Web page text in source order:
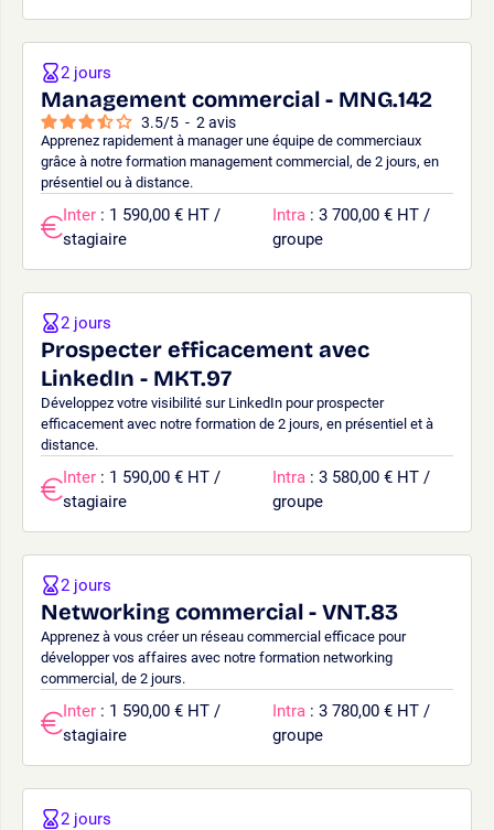
Management commercial - MNG.142
3.5/5 - 2 avis
Apprenez rapidement à manager une équipe de commerciaux
grâce à notre formation management commercial, de 2 jours, en
présentiel ou à distance.
2 jours
Inter : 1 590,00 € HT /
stagiaire
Intra : 3 700,00 € HT /
groupe
Prospecter efficacement avec
LinkedIn - MKT.97
Développez votre visibilité sur LinkedIn pour prospecter
efficacement avec notre formation de 2 jours, en présentiel et à
distance.
2 jours
Inter : 1 590,00 € HT /
stagiaire
Intra : 3 580,00 € HT /
groupe
Networking commercial - VNT.83
Apprenez à vous créer un réseau commercial efficace pour
développer vos affaires avec notre formation networking
commercial, de 2 jours.
2 jours
Inter : 1 590,00 € HT /
stagiaire
Intra : 3 780,00 € HT /
groupe
2 jours